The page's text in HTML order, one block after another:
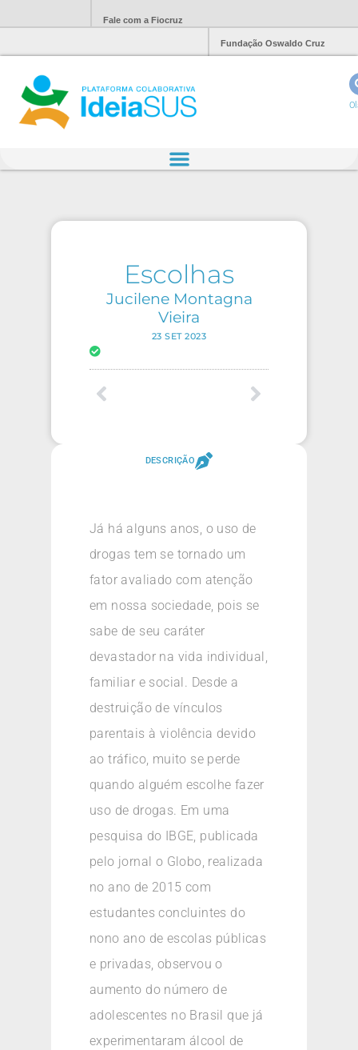
Fale com a Fiocruz
Fundação Oswaldo Cruz
Escolhas
Jucilene Montagna
Vieira
23 SET 2023
DESCRIÇÃO
Já há alguns anos, o uso de
drogas tem se tornado um
fator avaliado com atenção
em nossa sociedade, pois se
sabe de seu caráter
devastador na vida individual,
familiar e social. Desde a
destruição de vínculos
parentais à violência devido
ao tráfico, muito se perde
quando alguém escolhe fazer
uso de drogas. Em uma
pesquisa do IBGE, publicada
pelo jornal o Globo, realizada
no ano de 2015 com
estudantes concluintes do
nono ano de escolas públicas
e privadas, observou o
aumento do número de
adolescentes no Brasil que já
experimentaram álcool de